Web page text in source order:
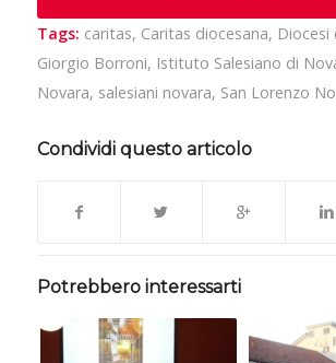
Tags: caritas, Caritas diocesana, Diocesi
Giorgio Borroni, Istituto Salesiano di
Novara, salesiani novara, San Lorenzo
Condividi questo articolo
Potrebbero interessarti